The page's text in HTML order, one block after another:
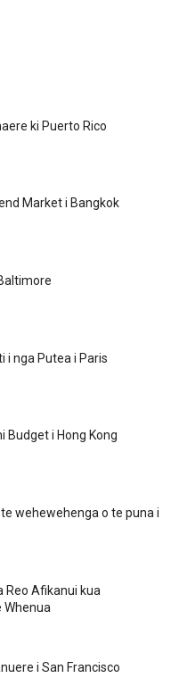
ki Puerto Rico
Market i Bangkok
i nga Putea i Paris
Budget i Hong Kong
wehewehenga o te puna i
Reo Afikanui kua
Whenua
i San Francisco